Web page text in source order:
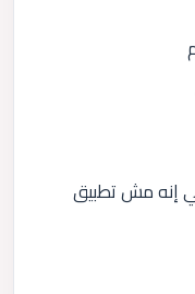
إنه مش تطبيق